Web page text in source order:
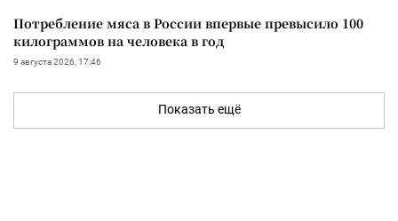
Потребление мяса в России впервые превысило 100
килограммов на человека в год
9 августа 2026, 17:46
Показать ещё